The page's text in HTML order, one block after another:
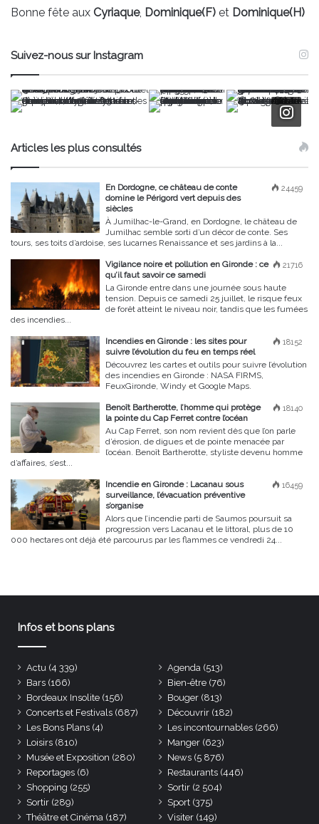
Bonne fête aux Cyriaque, Dominique(F) et Dominique(H)
Suivez-nous sur Instagram
Articles les plus consultés
24459
En Dordogne, ce château de conte
domine le Périgord vert depuis des
siècles
À Jumilhac-le-Grand, en Dordogne, le château de
Jumilhac semble sorti d’un décor de conte. Ses
tours, ses toits d’ardoise, ses lucarnes Renaissance et ses jardins à la...
21716
Vigilance noire et pollution en Gironde : ce
qu’il faut savoir ce samedi
La Gironde entre dans une journée sous haute
tension. Depuis ce samedi 25 juillet, le risque feux
de forêt atteint le niveau noir, tandis que les fumées
des incendies...
18152
Incendies en Gironde : les sites pour
suivre l’évolution du feu en temps réel
Découvrez les cartes et outils pour suivre l’évolution
des incendies en Gironde : NASA FIRMS,
FeuxGironde, Windy et Google Maps.
18140
Benoît Bartherotte, l’homme qui protège
la pointe du Cap Ferret contre l’océan
Au Cap Ferret, son nom revient dès que l’on parle
d’érosion, de digues et de pointe menacée par
l’océan. Benoît Bartherotte, styliste devenu homme
d’affaires, s’est...
16459
Incendie en Gironde : Lacanau sous
surveillance, l’évacuation préventive
s’organise
Alors que l’incendie parti de Saumos poursuit sa
progression vers Lacanau et le littoral, plus de 10
000 hectares ont déjà été parcourus par les flammes ce vendredi 24...
Infos et bons plans
Actu (4 339) Agenda (513)
Bars (166) Bien-être (76)
Bordeaux Insolite (156) Bouger (813)
Concerts et Festivals (687) Découvrir (182)
Les Bons Plans (4) Les incontournables (266)
Loisirs (810) Manger (623)
Musée et Exposition (280) News (5 876)
Reportages (6) Restaurants (446)
Shopping (255) Sortir (2 504)
Sortir (289) Sport (375)
Théâtre et Cinéma (187) Visiter (149)